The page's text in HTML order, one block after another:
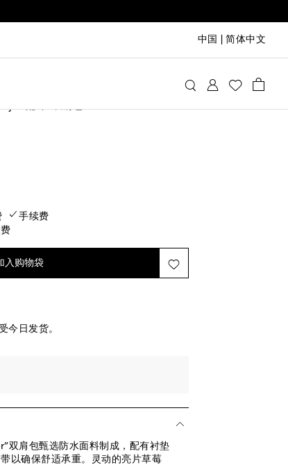
中国 简体中文
手续费
入购物袋
今日发货。
双肩包甄选防水面料制成，配有衬垫
以确保舒适承重。灵动的亮片草莓